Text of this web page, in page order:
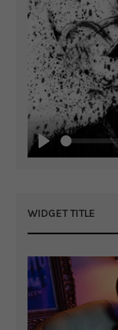
Play
WIDGET TITLE